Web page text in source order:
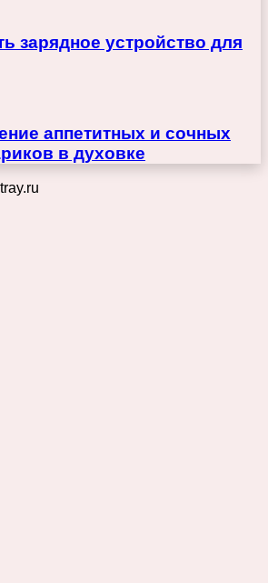
зарядное устройство для
аппетитных и сочных
в духовке